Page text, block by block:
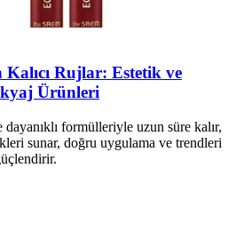
Rujlar: Estetik ve
Ürünleri
dayanıklı formülleriyle uzun süre kalır,
sunar, doğru uygulama ve trendleri